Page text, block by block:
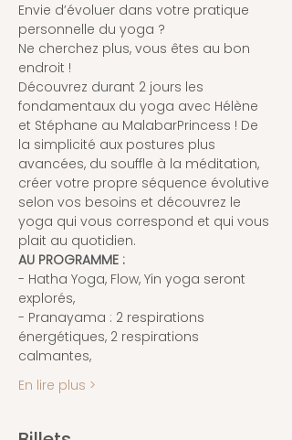
Envie d’évoluer dans votre pratique
personnelle du yoga ?
Ne cherchez plus, vous êtes au bon
endroit !
Découvrez durant 2 jours les
fondamentaux du yoga avec Hélène
et Stéphane au MalabarPrincess ! De
la simplicité aux postures plus
avancées, du souffle à la méditation,
créer votre propre séquence évolutive
selon vos besoins et découvrez le
yoga qui vous correspond et qui vous
plait au quotidien.
AU PROGRAMME :
- Hatha Yoga, Flow, Yin yoga seront
explorés,
- Pranayama : 2 respirations
énergétiques, 2 respirations
calmantes,
En lire plus >